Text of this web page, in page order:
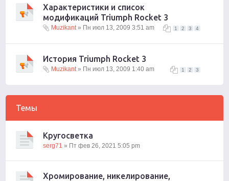
Характеристики и список
модификаций Triumph Rocket 3
1 2 3 4
Muzikant» Пн июл 13, 2009 3:51 am
История Triumph Rocket 3
1 2 3
Muzikant» Пн июл 13, 2009 1:40 am
Темы
Кругосветка
serg71 » Пт фев 26, 2021 5:05 pm
Хромирование, никелирование,